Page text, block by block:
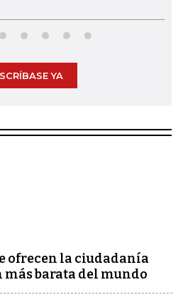
YA
ofrecen la ciudadanía
barata del mundo